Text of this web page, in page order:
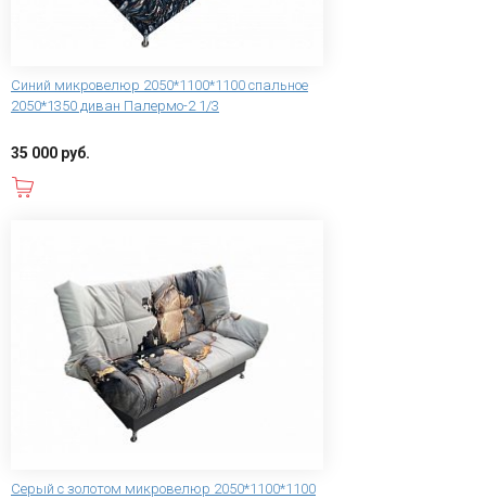
Синий микровелюр 2050*1100*1100 спальное
2050*1350 диван Палермо-2 1/3
35 000 руб.
Серый с золотом микровелюр 2050*1100*1100